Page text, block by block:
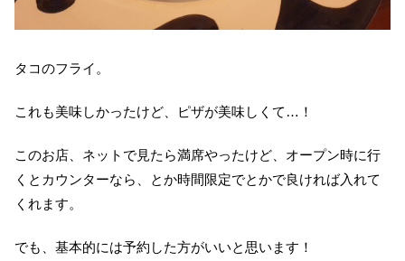
タコのフライ。
これも美味しかったけど、ピザが美味しくて…！
このお店、ネットで見たら満席やったけど、オープン時に行
くとカウンターなら、とか時間限定でとかで良ければ入れて
くれます。
でも、基本的には予約した方がいいと思います！